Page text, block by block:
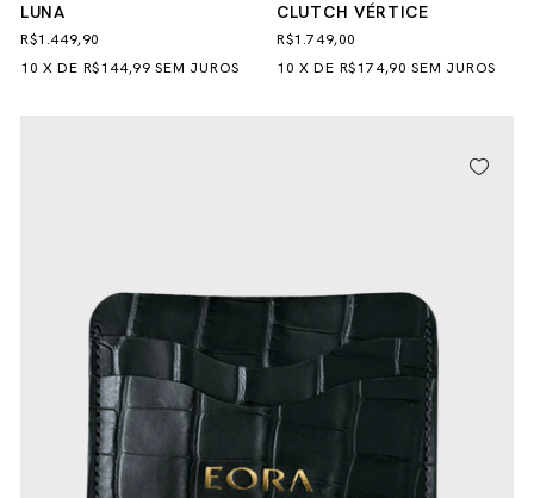
LUNA
R$1.449,90
10 XDE R$144,99 SEM JUROS
CLUTCH VÉRTICE
R$1.749,00
10 XDE R$174,90 SEM JUROS